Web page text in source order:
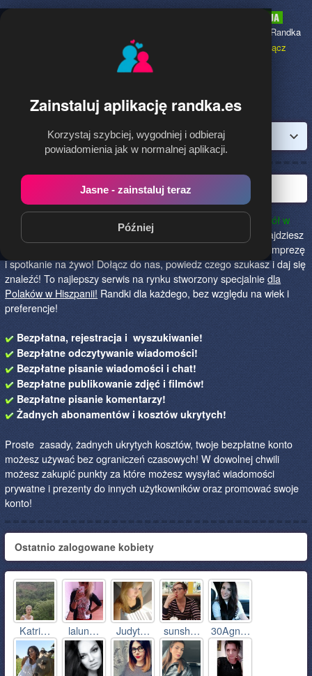
Zainstaluj aplikację randka.es
Korzystaj szybciej, wygodniej i odbieraj
powiadomienia jak w normalnej aplikacji.
Jasne - zainstaluj teraz
Później
to najpopularniejsza Randka
dołącz
Zaloguj
Polska randka w Hiszpanii
Randka.es to najlepszy sposób na poznanie nowych przyjaciół w
Hiszpanii!
Określ czego szukasz i skończ z samotnością! Znajdziesz
tu osoby szukające miłości lub przygody, chętne na randkę, imprezę
i spotkanie na żywo! Dołącz do nas, powiedz czego szukasz i daj się
znaleźć! To najlepszy serwis na rynku stworzony specjalniedla
Polaków w Hiszpanii! Randki dla każdego, bez względu na wiek i
preferencje!
Bezpłatna, rejestracja i wyszukiwanie!
Bezpłatne odczytywanie wiadomości!
Bezpłatne pisanie wiadomości i chat!
Bezpłatne publikowanie zdjęć i filmów!
Bezpłatne pisanie komentarzy!
Żadnych abonamentów i kosztów ukrytych!
Proste zasady, żadnych ukrytych kosztów, twoje bezpłatne konto
możesz używać bez ograniczeń czasowych! W dowolnej chwili
możesz zakupić punkty za które możesz wysyłać wiadomości
prywatne i prezenty do innych użytkowników oraz promować swoje
konto!
Ostatnio zalogowane kobiety
Katri… lalun… Judyt… sunsh… 30Agn…